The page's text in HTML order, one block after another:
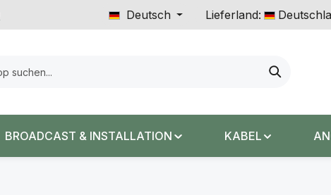
Deutsch Lieferland:
BROADCAST & INSTALLATION KABEL